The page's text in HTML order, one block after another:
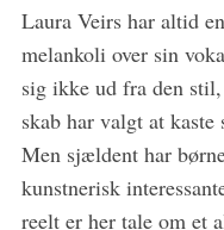
Laura Veirs har altid
melankoli over sin
sig ikke ud fra den
skab har valgt at kaste
Men sjældent har
kunstnerisk
reelt er her tale om et
S
e
a
c
h
f